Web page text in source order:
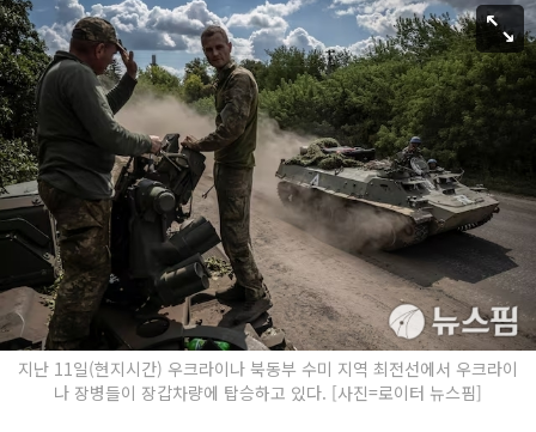
지난 11일(현지시간) 우크라이나 북동부 수미 지역 최전선에서 우크라이
나 장병들이 장갑차량에 탑승하고 있다. [사진=로이터 뉴스핌]